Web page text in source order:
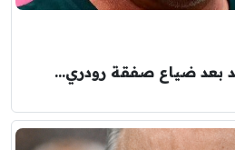
بعد ضياع صفقة رودري…